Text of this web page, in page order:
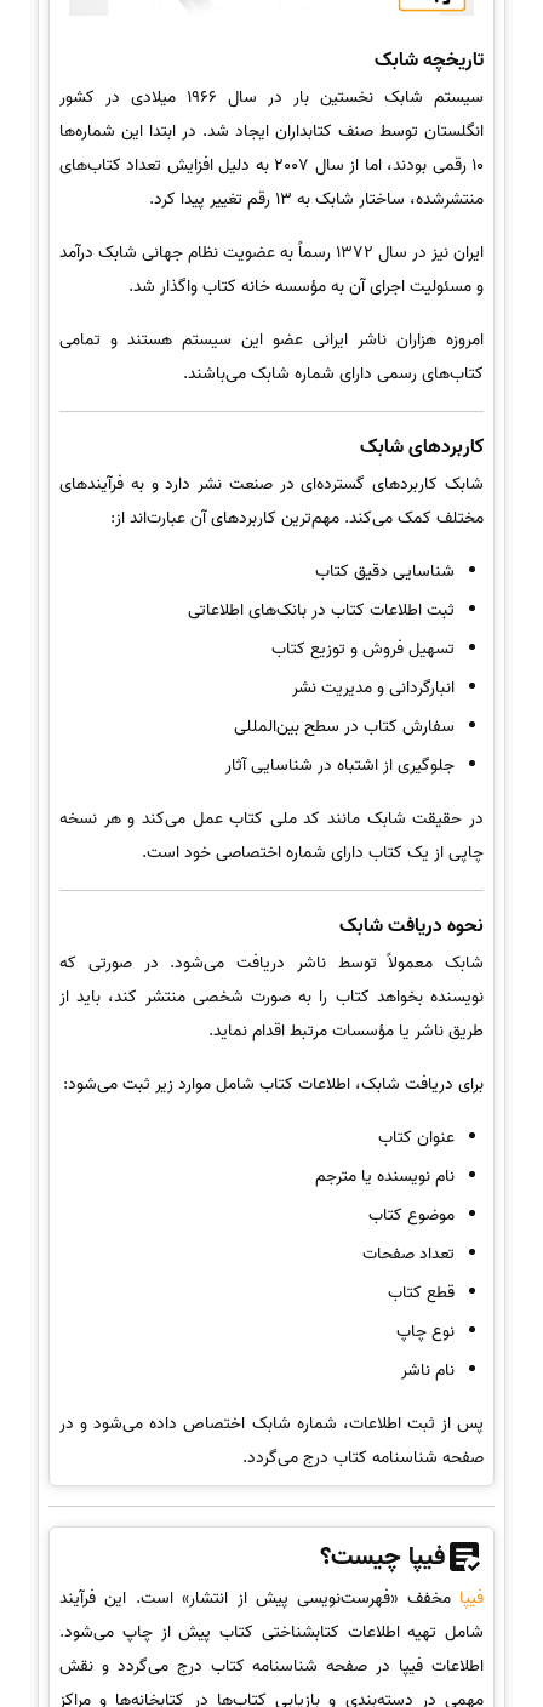
تاریخچه شابک
سیستم شابک نخستین بار در سال 1966 میلادی در کشور
انگلستان توسط صنف کتابداران ایجاد شد. در ابتدا این شماره‌ها
10 رقمی بودند، اما از سال 2007 به دلیل افزایش تعداد کتاب‌های
منتشرشده، ساختار شابک به 13 رقم تغییر پیدا کرد.
ایران نیز در سال 1372 رسماً به عضویت نظام جهانی شابک درآمد
و مسئولیت اجرای آن به مؤسسه خانه کتاب واگذار شد.
امروزه هزاران ناشر ایرانی عضو این سیستم هستند و تمامی
کتاب‌های رسمی دارای شماره شابک می‌باشند.
کاربردهای شابک
شابک کاربردهای گسترده‌ای در صنعت نشر دارد و به فرآیندهای
مختلف کمک می‌کند. مهم‌ترین کاربردهای آن عبارت‌اند از:
شناسایی دقیق کتاب
ثبت اطلاعات کتاب در بانک‌های اطلاعاتی
تسهیل فروش و توزیع کتاب
انبارگردانی و مدیریت نشر
سفارش کتاب در سطح بین‌المللی
جلوگیری از اشتباه در شناسایی آثار
در حقیقت شابک مانند کد ملی کتاب عمل می‌کند و هر نسخه
چاپی از یک کتاب دارای شماره اختصاصی خود است.
نحوه دریافت شابک
شابک معمولاً توسط ناشر دریافت می‌شود. در صورتی که
نویسنده بخواهد کتاب را به صورت شخصی منتشر کند، باید از
طریق ناشر یا مؤسسات مرتبط اقدام نماید.
برای دریافت شابک، اطلاعات کتاب شامل موارد زیر ثبت می‌شود:
عنوان کتاب
نام نویسنده یا مترجم
موضوع کتاب
تعداد صفحات
قطع کتاب
نوع چاپ
نام ناشر
پس از ثبت اطلاعات، شماره شابک اختصاص داده می‌شود و در
صفحه شناسنامه کتاب درج می‌گردد.
فیپا چیست؟
فیپامخفف «فهرست‌نویسی پیش از انتشار» است. این فرآیند
شامل تهیه اطلاعات کتابشناختی کتاب پیش از چاپ می‌شود.
اطلاعات فیپا در صفحه شناسنامه کتاب درج می‌گردد و نقش
مهمی در دسته‌بندی و بازیابی کتاب‌ها در کتابخانه‌ها و مراکز